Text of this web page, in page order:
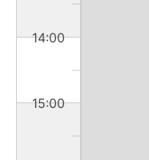
14:00
15:00